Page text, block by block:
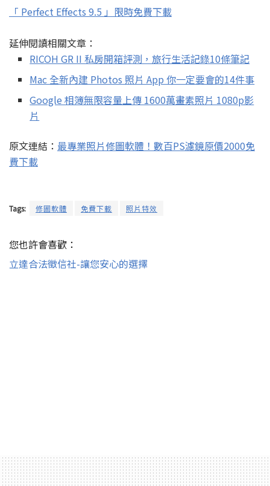
「 Perfect Effects 9.5 」限時免費下載
延伸閱讀相關文章：
RICOH GR II 私房開箱評測，旅行生活記錄10條筆記
Mac 全新內建 Photos 照片 App 你一定要會的14件事
Google 相簿無限容量上傳 1600萬畫素照片 1080p影
片
原文連結： 最專業照片修圖軟體！數百PS濾鏡原價2000免
費下載
Tags: 修圖軟體 免費下載 照片特效
您也許會喜歡：
立達合法徵信社-讓您安心的選擇